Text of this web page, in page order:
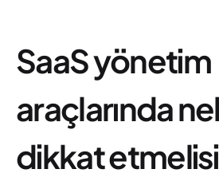
SaaS yönetim
araçlarında
dikkat